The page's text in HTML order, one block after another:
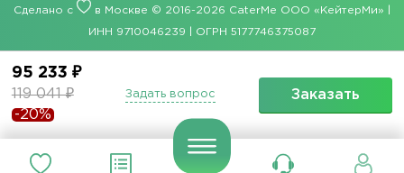
95 233 ₽
119 041 ₽
-20%
Заказать
Задать вопрос
Сделано с в Москве © 2016-2026 CaterMe ООО «КейтерМи» |
ИНН 9710046239 | ОГРН 5177746375087